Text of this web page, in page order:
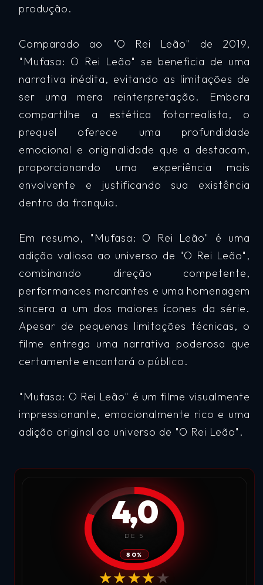
produção.
Comparado ao "O Rei Leão" de 2019,
"Mufasa: O Rei Leão" se beneficia de uma
narrativa inédita, evitando as limitações de
ser uma mera reinterpretação. Embora
compartilhe a estética fotorrealista, o
prequel oferece uma profundidade
emocional e originalidade que a destacam,
proporcionando uma experiência mais
envolvente e justificando sua existência
dentro da franquia.
Em resumo, "Mufasa: O Rei Leão" é uma
adição valiosa ao universo de "O Rei Leão",
combinando direção competente,
performances marcantes e uma homenagem
sincera a um dos maiores ícones da série.
Apesar de pequenas limitações técnicas, o
filme entrega uma narrativa poderosa que
certamente encantará o público.
"Mufasa: O Rei Leão" é um filme visualmente
impressionante, emocionalmente rico e uma
adição original ao universo de "O Rei Leão".
4,0
DE 5
80%
★★★★★
★★★★★